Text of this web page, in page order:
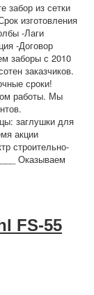
забор из сетки
изготовления
-Лаги
-Договор
заборы с 2010
заказчиков.
сроки!
работы. Мы
заглушки для
акции
строительно-
Оказываем
FS-55